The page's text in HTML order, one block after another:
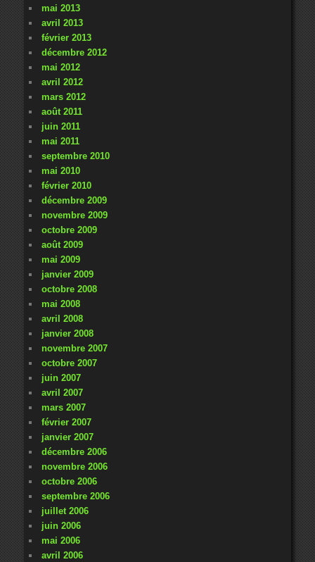
mai 2013
avril 2013
février 2013
décembre 2012
mai 2012
avril 2012
mars 2012
août 2011
juin 2011
mai 2011
septembre 2010
mai 2010
février 2010
décembre 2009
novembre 2009
octobre 2009
août 2009
mai 2009
janvier 2009
octobre 2008
mai 2008
avril 2008
janvier 2008
novembre 2007
octobre 2007
juin 2007
avril 2007
mars 2007
février 2007
janvier 2007
décembre 2006
novembre 2006
octobre 2006
septembre 2006
juillet 2006
juin 2006
mai 2006
avril 2006